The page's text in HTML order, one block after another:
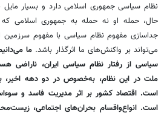
نظام سیاسی جمهوری اسلامی دارد و بسیار
حال، حمله او نه حمله به جمهوری اسلامی
جداسازی مفهوم نظام سیاسی با مفهوم سرزمین
می‌تواند بر واکنش‌های ما اثرگذار باشد. ما
سیاسی از رفتار نظام سیاسی ایران، ناراضی
ملت در این نظام، به‌خصوص در دو دهه اخیر،
است. اقتصاد کشور بر اثر مدیریت فاسد و
است. انواع‌واقسام بحران‌های اجتماعی،